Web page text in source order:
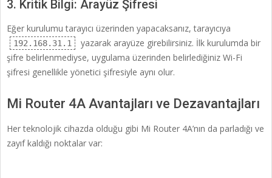
3. Kritik Bilgi: Arayüz Şifresi
Eğer kurulumu tarayıcı üzerinden yapacaksanız, tarayıcıya
192.168.31.1
yazarak arayüze girebilirsiniz. İlk kurulumda bir
şifre belirlenmediyse, uygulama üzerinden belirlediğiniz Wi-Fi
şifresi genellikle yönetici şifresiyle aynı olur.
Mi Router 4A Avantajları ve Dezavantajları
Her teknolojik cihazda olduğu gibi Mi Router 4A’nın da parladığı ve
zayıf kaldığı noktalar var: